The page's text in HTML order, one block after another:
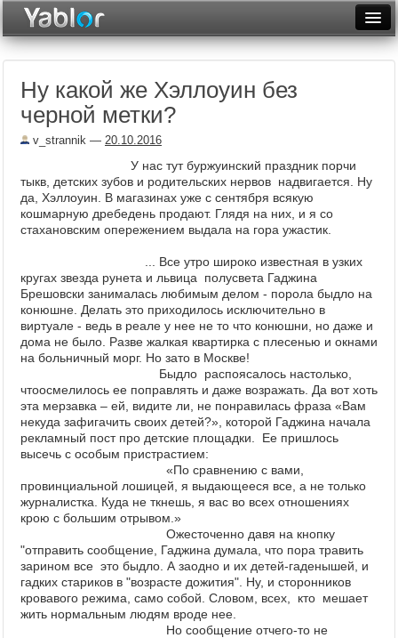
Неделя
Рейтинги
Архив
Фототоп
Видеотоп
Ну какой же Хэллоуин без
черной метки?
v_strannik — 20.10.2016
У нас тут буржуинский праздник порчи
тыкв, детских зубов и родительских нервов надвигается. Ну
да, Хэллоуин. В магазинах уже с сентября всякую
кошмарную дребедень продают. Глядя на них, и я со
стахановским опережением выдала на гора ужастик.
... Все утро широко известная в узких
кругах звезда рунета и львица полусвета Гаджина
Брешовски занималась любимым делом - порола быдло на
конюшне. Делать это приходилось исключительно в
виртуале - ведь в реале у нее не то что конюшни, но даже и
дома не было. Разве жалкая квартирка с плесенью и окнами
на больничный морг. Но зато в Москве!
Быдло распоясалось настолько,
чтоосмелилось ее поправлять и даже возражать. Да вот хоть
эта мерзавка – ей, видите ли, не понравилась фраза «Вам
некуда зафигачить своих детей?», которой Гаджина начала
рекламный пост про детские площадки.
Ее пришлось
высечь с особым пристрастием:
«По сравнению с вами,
провинциальной лошицей, я выдающееся все, а не только
журналистка. Куда не ткнешь, я вас во всех отношениях
крою с большим отрывом.»
Ожесточенно давя на кнопку
"отправить сообщение, Гаджина думала, что пора травить
зарином все это быдло. А заодно и их детей-гаденышей, и
гадких стариков в "возрасте дожития". Ну, и сторонников
кровавого режима, само собой. Словом,
всех, кто мешает
жить нормальным людям вроде нее.
Но сообщение отчего-то не